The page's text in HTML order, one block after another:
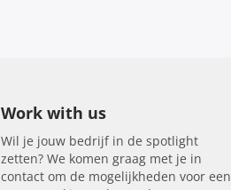
Work with us
Wil je jouw bedrijf in de spotlight
zetten? We komen graag met je in
contact om de mogelijkheden voor een